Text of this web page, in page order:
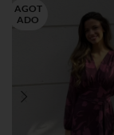
AGOT
ADO